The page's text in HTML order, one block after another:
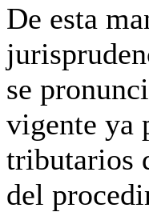
De esta
se
vigente ya
tributarios
del